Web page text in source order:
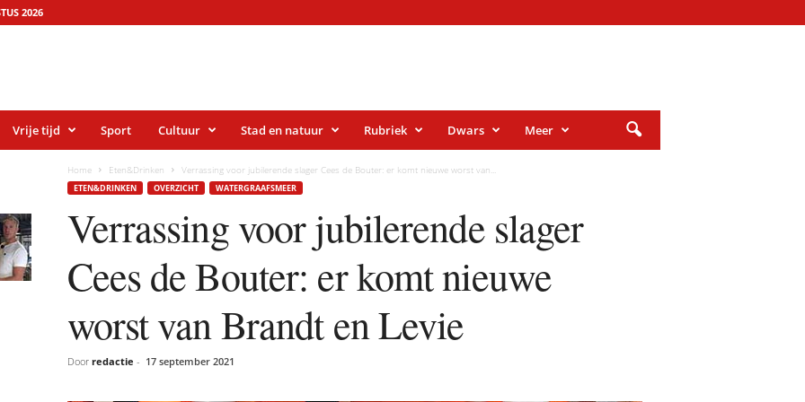
2026
Vrije tijd Sport Cultuur Stad en natuur Rubriek Dwars Meer
Home Eten&Drinken Verrassing voor jubilerende slager Cees de Bouter: er komt nieuwe worst van...
ETEN&DRINKEN OVERZICHT WATERGRAAFSMEER
Verrassing voor jubilerende slager
Cees de Bouter: er komt nieuwe
worst van Brandt en Levie
Door redactie - 17 september 2021